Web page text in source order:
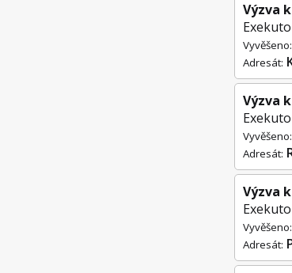
Výzva
Vyvěšeno:
Adresát:
Výzva
Vyvěšeno:
Adresát:
Výzva
Vyvěšeno:
Adresát: